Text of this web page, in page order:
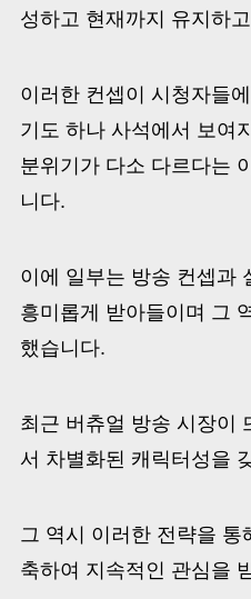
성하고 현재까지 유지하
이러한 컨셉이 시청자들
기도 하나 사석에서 보여
분위기가 다소 다르다는
니다.
이에 일부는 방송 컨셉과
흥미롭게 받아들이며 그
했습니다.
최근 버츄얼 방송 시장이
서 차별화된 캐릭터성을
그 역시 이러한 전략을
축하여 지속적인 관심을